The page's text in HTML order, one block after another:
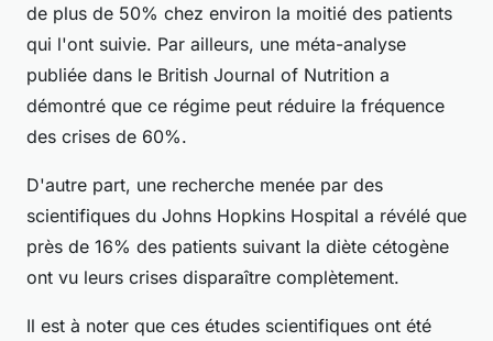
de plus de 50% chez environ la moitié des patients
qui l'ont suivie. Par ailleurs, une méta-analyse
publiée dans le British Journal of Nutrition a
démontré que ce régime peut réduire la fréquence
des crises de 60%.
D'autre part, une recherche menée par des
scientifiques du Johns Hopkins Hospital a révélé que
près de 16% des patients suivant la diète cétogène
ont vu leurs crises disparaître complètement.
Il est à noter que ces études scientifiques ont été